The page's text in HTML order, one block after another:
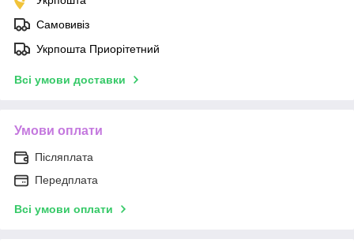
Самовивіз
Укрпошта Приорітетний
Всі умови доставки
Умови оплати
Післяплата
Передплата
Всі умови оплати